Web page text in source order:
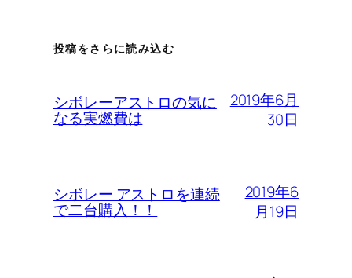
投稿をさらに読み込む
シボレーアストロの気に
なる実燃費は
2019年6月
30日
シボレー アストロを連続
で二台購入！！
2019年6
月19日